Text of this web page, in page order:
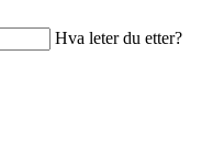
Hva leter du etter?